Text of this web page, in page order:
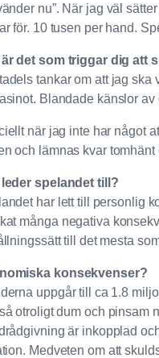
nu”. När jag väl
för. 10 tusen per hand.
det som triggar dig att
tankar om att jag
Blandade känslor av
när jag inte har något
och lämnas kvar tomhänt
leder spelandet till?
har lett till personlig
många negativa
till det mesta
konsekvenser?
uppgår till ca 1.8
otroligt dum och pinsam
är inkopplad
Medveten om att